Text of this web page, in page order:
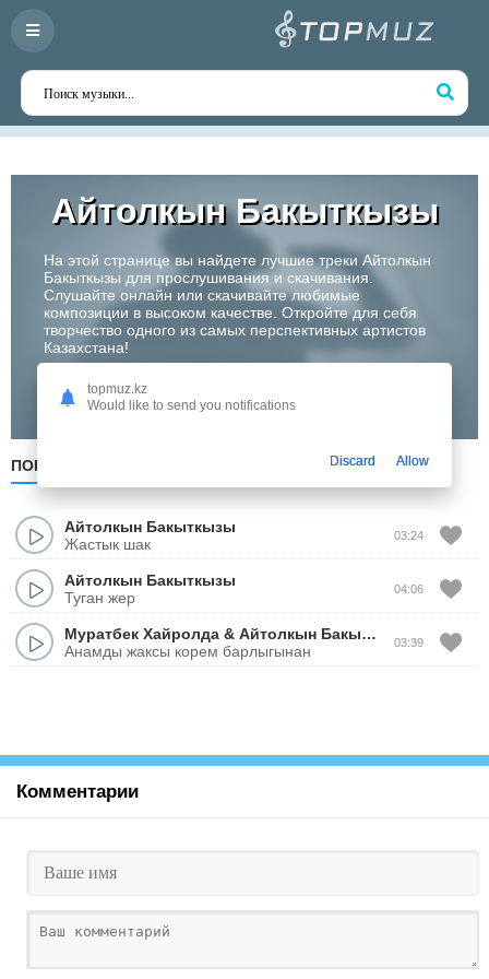
Айтолкын Бакыткызы
На этой странице вы найдете лучшие треки Айтолкын
Бакыткызы для прослушивания и скачивания.
Слушайте онлайн или скачивайте любимые
композиции в высоком качестве. Откройте для себя
творчество одного из самых перспективных артистов
Казахстана!
ПОПУЛЯРНЫЕ ПО АЛФАВИТУ
Айтолкын Бакыткызы
Жастык шак
03:24
Айтолкын Бакыткызы
Туган жер
04:06
Муратбек Хайролда & Айтолкын Бакыткызы
Анамды жаксы корем барлыгынан
03:39
Комментарии
topmuz.kz
Would like to send you notifications
Discard Allow